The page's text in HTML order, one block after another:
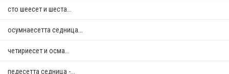
сто шеесет и шеста...
осумнaесетта седница...
четириесет и осма...
педесетта седница -...